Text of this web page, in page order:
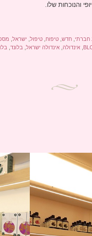
והנוכחות שלו.
חברתי חדש, טיפוח טיפול, ישראל,
אינדולה, אינדולה ישראל, בלונד,